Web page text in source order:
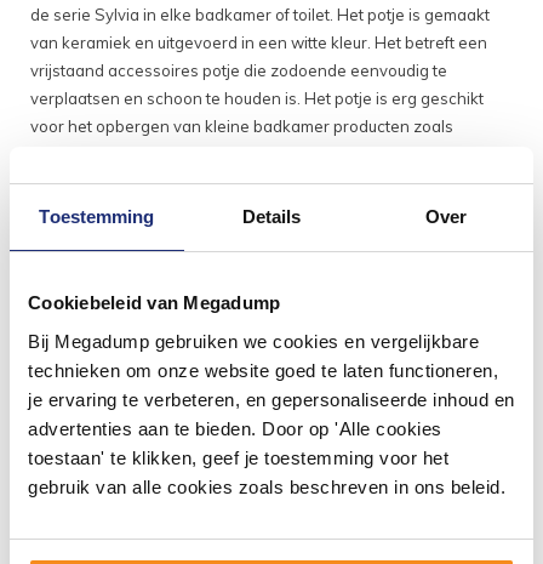
Toestemming Details Over
Cookiebeleid van Megadump
Bij Megadump gebruiken we cookies en vergelijkbare
technieken om onze website goed te laten functioneren,
je ervaring te verbeteren, en gepersonaliseerde inhoud en
advertenties aan te bieden. Door op 'Alle cookies
toestaan' te klikken, geef je toestemming voor het
gebruik van alle cookies zoals beschreven in ons beleid.
de serie Sylvia in elke badkamer of toilet. Het potje is gemaakt
van keramiek en uitgevoerd in een witte kleur. Het betreft een
vrijstaand accessoires potje die zodoende eenvoudig te
verplaatsen en schoon te houden is. Het potje is erg geschikt
voor het opbergen van kleine badkamer producten zoals
en een diepte van 10 cm.
7.9x10 cm Keramiek Wit Sapho Sylvia:
- Merk: Sapho - Serie: Sylvia - Materiaal: Keramiek - Kleur:
Wit - Hoogte: 7.9 cm - Breedte: 10 cm - Diepte: 10 cm -
Installatie: Vrijstaand - Design: Vierkant - Inclusief deksel: Ja
- Fabrieksgarantie: 2 jaar
Accessoires Potje Sapho Sylvia
Vrijstaand 7.9x10 cm Keramiek Wit
Door de eenvoudige vormgeving past dit accessoires potje van